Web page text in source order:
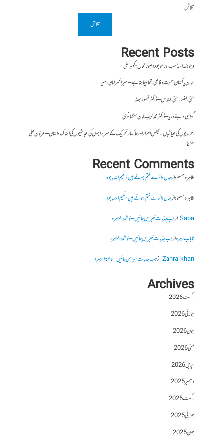
تلاش
تلاش
Recent Posts
وجودِ خدا، مذہب اور موجودہ صورتحال- کبیر علی
ایران پاکستان سمیت دفاعی اتحاد چاہتا ہے – میر افسر امان،میر
حتی النصر ، حتی القدس – ڈاکٹر تصور بھٹہ
گواہی دیتے دریا – ڈاکٹر محمد طیب خان سنگھانوی
احراریوں کی عیاشیاں : مجلس احرار اور خاکسار تحریک کے سربراہوں کی عیاشیوں کی المناک داستان – عرفان علی
عزیز
Recent Comments
طاہرہ مسعودازجہاں دائرے ختم ہوتے ہیں- نعیم اللہ باجوہ
طاہرہ مسعودازجہاں دائرے ختم ہوتے ہیں- نعیم اللہ باجوہ
Sabaازجب جذبات خبر بن جائیں – فاطمۃالزہرہ
نایاب زہرہازجب جذبات خبر بن جائیں – فاطمۃالزہرہ
Zahra khanازجب جذبات خبر بن جائیں – فاطمۃالزہرہ
Archives
اگست 2026
جولائی 2026
جون 2026
مئی 2026
اپریل 2026
دسمبر 2025
اگست 2025
جولائی 2025
جون 2025